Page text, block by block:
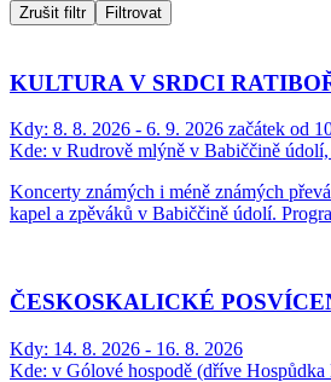
Zrušit filtr Filtrovat
KULTURA V SRDCI
Kdy: 8. 8. 2026 - 6. 9. 2026 začátek od
Kde: v Rudrově mlýně v Babiččině údolí,
Koncerty známých i méně známých
kapel a zpěváků v Babiččině údolí.
ČESKOSKALICKÉ
Kdy: 14. 8. 2026 - 16. 8. 2026
Kde: v Gólové hospodě (dříve